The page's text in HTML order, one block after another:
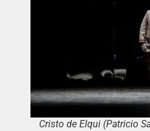
Cristo de Elqui (Patricio